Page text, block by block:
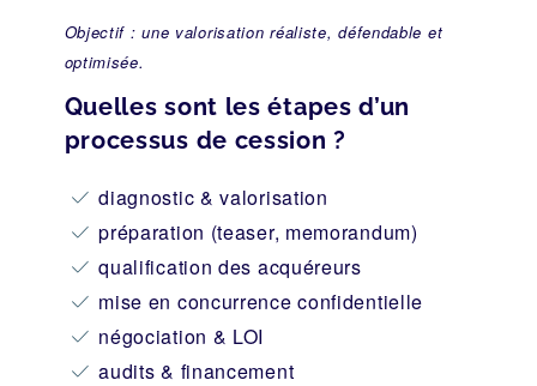
Objectif : une valorisation réaliste, défendable et
optimisée.
Quelles sont les étapes d’un
processus de cession ?
diagnostic & valorisation
préparation (teaser, memorandum)
qualification des acquéreurs
mise en concurrence confidentielle
négociation & LOI
audits & financement